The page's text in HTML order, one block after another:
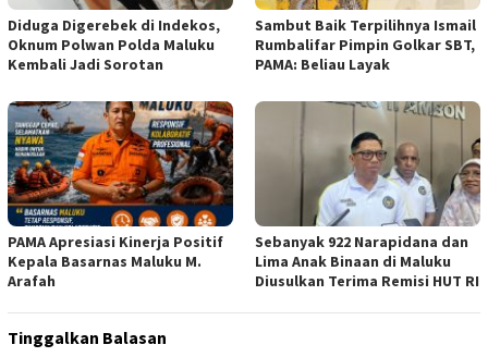
Diduga Digerebek di Indekos,
Oknum Polwan Polda Maluku
Kembali Jadi Sorotan
Sambut Baik Terpilihnya Ismail
Rumbalifar Pimpin Golkar SBT,
PAMA: Beliau Layak
PAMA Apresiasi Kinerja Positif
Kepala Basarnas Maluku M.
Arafah
Sebanyak 922 Narapidana dan
Lima Anak Binaan di Maluku
Diusulkan Terima Remisi HUT RI
Tinggalkan Balasan